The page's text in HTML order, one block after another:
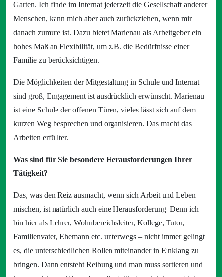
Garten. Ich finde im Internat jederzeit die Gesellschaft anderer
Menschen, kann mich aber auch zurückziehen, wenn mir
danach zumute ist. Dazu bietet Marienau als Arbeitgeber ein
hohes Maß an Flexibilität, um z.B. die Bedürfnisse einer
Familie zu berücksichtigen.
Die Möglichkeiten der Mitgestaltung in Schule und Internat
sind groß, Engagement ist ausdrücklich erwünscht. Marienau
ist eine Schule der offenen Türen, vieles lässt sich auf dem
kurzen Weg besprechen und organisieren. Das macht das
Arbeiten erfüllter.
Was sind für Sie besondere Herausforderungen Ihrer
Tätigkeit?
Das, was den Reiz ausmacht, wenn sich Arbeit und Leben
mischen, ist natürlich auch eine Herausforderung. Denn ich
bin hier als Lehrer, Wohnbereichsleiter, Kollege, Tutor,
Familienvater, Ehemann etc. unterwegs – nicht immer gelingt
es, die unterschiedlichen Rollen miteinander in Einklang zu
bringen. Dann entsteht Reibung und man muss sortieren und